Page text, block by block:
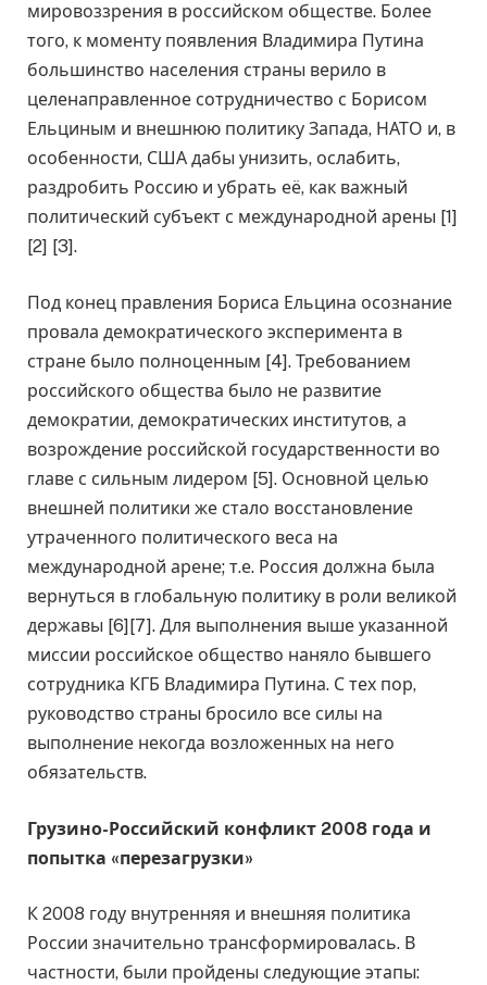
мировоззрения в российском обществе. Более
того, к моменту появления Владимира Путина
большинство населения страны верило в
целенаправленное сотрудничество с Борисом
Ельциным и внешнюю политику Запада, НАТО и, в
особенности, США дабы унизить, ослабить,
раздробить Россию и убрать её, как важный
политический субъект с международной арены [1]
[2] [3].
Под конец правления Бориса Ельцина осознание
провала демократического эксперимента в
стране было полноценным [4]. Требованием
российского общества было не развитие
демократии, демократических институтов, а
возрождение российской государственности во
главе с сильным лидером [5]. Основной целью
внешней политики же стало восстановление
утраченного политического веса на
международной арене; т.е. Россия должна была
вернуться в глобальную политику в роли великой
державы [6][7]. Для выполнения выше указанной
миссии российское общество наняло бывшего
сотрудника КГБ Владимира Путина. С тех пор,
руководство страны бросило все силы на
выполнение некогда возложенных на него
обязательств.
Грузино-Российский конфликт 2008 года и
попытка «перезагрузки»
К 2008 году внутренняя и внешняя политика
России значительно трансформировалась. В
частности, были пройдены следующие этапы: